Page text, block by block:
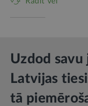
Uzdod
Latvijas
tā